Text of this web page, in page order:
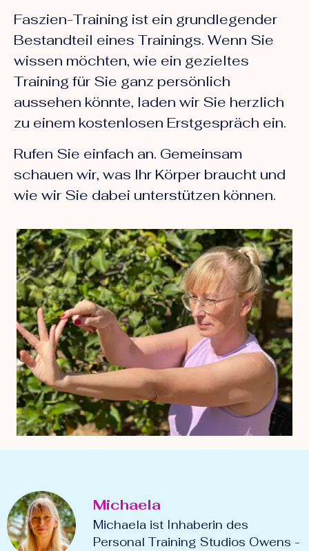
Faszien-Training ist ein grundlegender
Bestandteil eines Trainings. Wenn Sie
wissen möchten, wie ein gezieltes
Training für Sie ganz persönlich
aussehen könnte, laden wir Sie herzlich
zu einem kostenlosen Erstgespräch ein.
Rufen Sie einfach an. Gemeinsam
schauen wir, was Ihr Körper braucht und
wie wir Sie dabei unterstützen können.
Michaela
Michaela ist Inhaberin des
Personal Training Studios Owens -